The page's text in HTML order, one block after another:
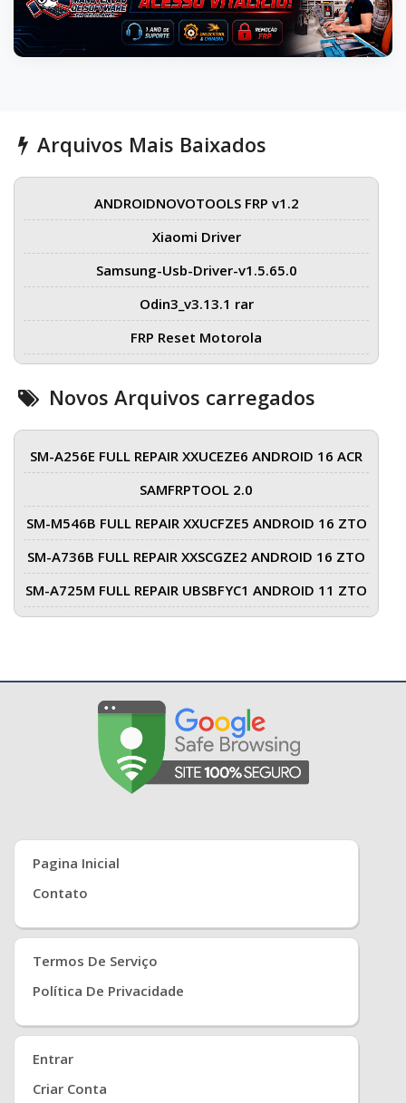
Arquivos Mais Baixados
ANDROIDNOVOTOOLS FRP v1.2
Xiaomi Driver
Samsung-Usb-Driver-v1.5.65.0
Odin3_v3.13.1 rar
FRP Reset Motorola
Novos Arquivos carregados
SM-A256E FULL REPAIR XXUCEZE6 ANDROID 16 ACR
SAMFRPTOOL 2.0
SM-M546B FULL REPAIR XXUCFZE5 ANDROID 16 ZTO
SM-A736B FULL REPAIR XXSCGZE2 ANDROID 16 ZTO
SM-A725M FULL REPAIR UBSBFYC1 ANDROID 11 ZTO
Pagina Inicial
Contato
Termos De Serviço
Política De Privacidade
Entrar
Criar Conta